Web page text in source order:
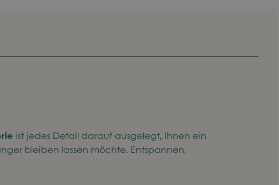
ist jedes Detail darauf ausgelegt, Ihnen ein
bleiben lassen möchte. Entspannen,